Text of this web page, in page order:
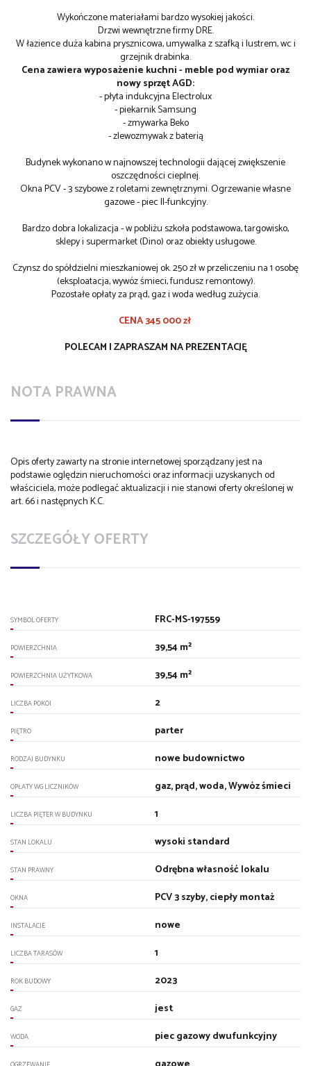
Wykończone materiałami bardzo wysokiej jakości.
Drzwi wewnętrzne firmy DRE.
W łazience duża kabina prysznicowa, umywalka z szafką i lustrem, wc i
grzejnik drabinka.
Cena zawiera wyposażenie kuchni- meble pod wymiar oraz
nowy sprzęt AGD:
- płyta indukcyjna Electrolux
- piekarnik Samsung
- zmywarka Beko
- zlewozmywak z baterią
Budynek wykonano w najnowszej technologii dającej zwiększenie
oszczędności cieplnej.
Okna PCV - 3 szybowe z roletami zewnętrznymi. Ogrzewanie własne
gazowe - piec II-funkcyjny.
Bardzo dobra lokalizacja - w pobliżu szkoła podstawowa, targowisko,
sklepy i supermarket (Dino) oraz obiekty usługowe.
Czynsz do spółdzielni mieszkaniowej ok. 250 zł w przeliczeniu na 1 osobę
(eksploatacja, wywóz śmieci, fundusz remontowy).
Pozostałe opłaty za prąd, gaz i woda według zużycia.
CENA 345 000 zł
POLECAM I ZAPRASZAM NA PREZENTACJĘ
NOTA PRAWNA
Opis oferty zawarty na stronie internetowej sporządzany jest na
podstawie oględzin nieruchomości oraz informacji uzyskanych od
właściciela, może podlegać aktualizacji i nie stanowi oferty określonej w
art. 66 i następnych K.C.
SZCZEGÓŁY OFERTY
SYMBOL OFERTY FRC-MS-197559
POWIERZCHNIA 39,54 m²
POWIERZCHNIA UŻYTKOWA 39,54 m²
LICZBA POKOI 2
PIĘTRO parter
RODZAJ BUDYNKU nowe budownictwo
OPŁATY WG LICZNIKÓW gaz, prąd, woda, Wywóz śmieci
LICZBA PIĘTER W BUDYNKU 1
STAN LOKALU wysoki standard
STAN PRAWNY Odrębna własność lokalu
OKNA PCV 3 szyby, ciepły montaż
INSTALACJE nowe
LICZBA TARASÓW 1
ROK BUDOWY 2023
GAZ jest
WODA piec gazowy dwufunkcyjny